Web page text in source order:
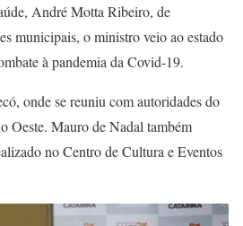
André Motta Ribeiro, de
municipais, o ministro veio ao estado
à pandemia da Covid-19.
onde se reuniu com autoridades do
Oeste. Mauro de Nadal também
no Centro de Cultura e Eventos